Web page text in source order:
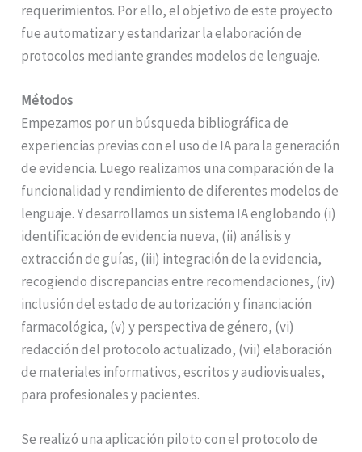
requerimientos. Por ello, el objetivo de este proyecto
fue automatizar y estandarizar la elaboración de
protocolos mediante grandes modelos de lenguaje.
Métodos
Empezamos por un búsqueda bibliográfica de
experiencias previas con el uso de IA para la generación
de evidencia. Luego realizamos una comparación de la
funcionalidad y rendimiento de diferentes modelos de
lenguaje. Y desarrollamos un sistema IA englobando (i)
identificación de evidencia nueva, (ii) análisis y
extracción de guías, (iii) integración de la evidencia,
recogiendo discrepancias entre recomendaciones, (iv)
inclusión del estado de autorización y financiación
farmacológica, (v) y perspectiva de género, (vi)
redacción del protocolo actualizado, (vii) elaboración
de materiales informativos, escritos y audiovisuales,
para profesionales y pacientes.
Se realizó una aplicación piloto con el protocolo de